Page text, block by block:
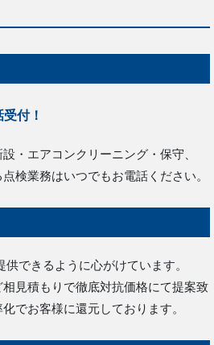
付！
・エアコンクリーニング・保守、
検業務はいつでもお電話ください。
できるように心がけています。
見積もりで徹底対抗価格にて提案致
でお客様に還元しております。